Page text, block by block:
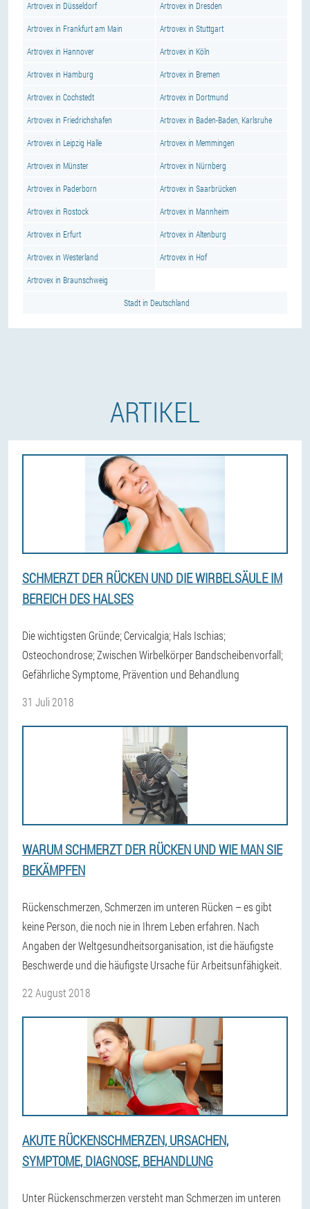
Artrovex in Düsseldorf Artrovex in Dresden
Artrovex in Frankfurt am Main Artrovex in Stuttgart
Artrovex in Hannover Artrovex in Köln
Artrovex in Hamburg Artrovex in Bremen
Artrovex in Cochstedt Artrovex in Dortmund
Artrovex in Friedrichshafen Artrovex in Baden-Baden, Karlsruhe
Artrovex in Leipzig Halle Artrovex in Memmingen
Artrovex in Münster Artrovex in Nürnberg
Artrovex in Paderborn Artrovex in Saarbrücken
Artrovex in Rostock Artrovex in Mannheim
Artrovex in Erfurt Artrovex in Altenburg
Artrovex in Westerland Artrovex in Hof
Artrovex in Braunschweig
Stadt in Deutschland
ARTIKEL
SCHMERZT DER RÜCKEN UND DIE WIRBELSÄULE IM
BEREICH DES HALSES
Die wichtigsten Gründe; Cervicalgia; Hals Ischias;
Osteochondrose; Zwischen Wirbelkörper Bandscheibenvorfall;
Gefährliche Symptome, Prävention und Behandlung
31 Juli 2018
WARUM SCHMERZT DER RÜCKEN UND WIE MAN SIE
BEKÄMPFEN
Rückenschmerzen, Schmerzen im unteren Rücken – es gibt
keine Person, die noch nie in Ihrem Leben erfahren. Nach
Angaben der Weltgesundheitsorganisation, ist die häufigste
Beschwerde und die häufigste Ursache für Arbeitsunfähigkeit.
22 August 2018
AKUTE RÜCKENSCHMERZEN, URSACHEN,
SYMPTOME, DIAGNOSE, BEHANDLUNG
Unter Rückenschmerzen versteht man Schmerzen im unteren